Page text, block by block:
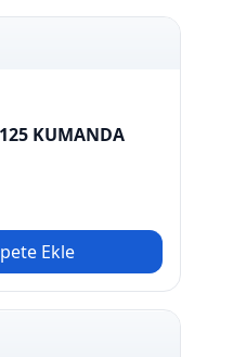
KUMANDA
Ekle